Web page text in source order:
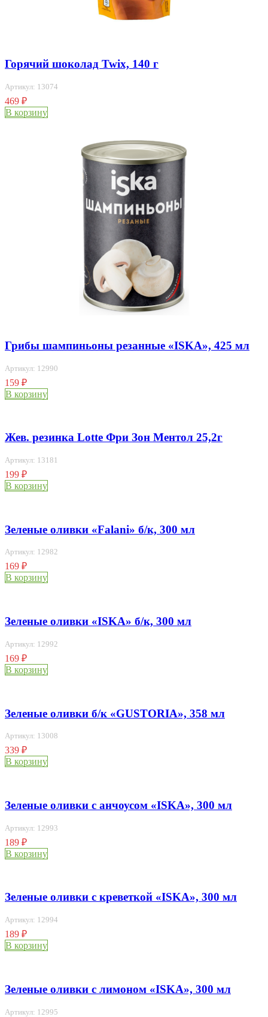
Горячий шоколад Twix, 140 г
Артикул: 13074
469 ₽
В корзину
Грибы шампиньоны резанные «ISKA», 425 мл
Артикул: 12990
159 ₽
В корзину
Жев. резинка Lotte Фри Зон Ментол 25,2г
Артикул: 13181
199 ₽
В корзину
Зеленые оливки «Falani» б/к, 300 мл
Артикул: 12982
169 ₽
В корзину
Зеленые оливки «ISKA» б/к, 300 мл
Артикул: 12992
169 ₽
В корзину
Зеленые оливки б/к «GUSTORIA», 358 мл
Артикул: 13008
339 ₽
В корзину
Зеленые оливки с анчоусом «ISKA», 300 мл
Артикул: 12993
189 ₽
В корзину
Зеленые оливки с креветкой «ISKA», 300 мл
Артикул: 12994
189 ₽
В корзину
Зеленые оливки с лимоном «ISKA», 300 мл
Артикул: 12995